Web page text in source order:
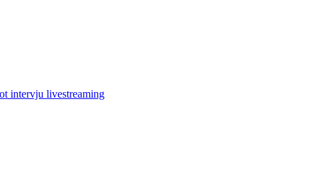
intervju livestreaming